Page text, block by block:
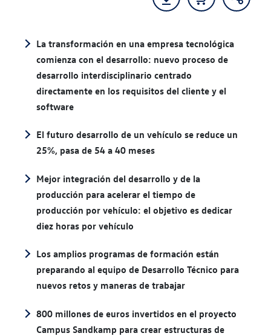
La transformación en una empresa tecnológica
comienza con el desarrollo: nuevo proceso de
desarrollo interdisciplinario centrado
directamente en los requisitos del cliente y el
software
El futuro desarrollo de un vehículo se reduce un
25%, pasa de 54 a 40 meses
Mejor integración del desarrollo y de la
producción para acelerar el tiempo de
producción por vehículo: el objetivo es dedicar
diez horas por vehículo
Los amplios programas de formación están
preparando al equipo de Desarrollo Técnico para
nuevos retos y maneras de trabajar
800 millones de euros invertidos en el proyecto
Campus Sandkamp para crear estructuras de